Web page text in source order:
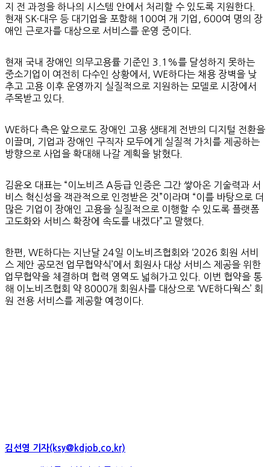
지 전 과정을 하나의 시스템 안에서 처리할 수 있도록 지원한다.
현재 SK·대우 등 대기업을 포함해 100여 개 기업, 600여 명의 장
애인 근로자를 대상으로 서비스를 운영 중이다.
현재 국내 장애인 의무고용률 기준인 3.1%를 달성하지 못하는
중소기업이 여전히 다수인 상황에서, WE하다는 채용 장벽을 낮
추고 고용 이후 운영까지 실질적으로 지원하는 모델로 시장에서
주목받고 있다.
WE하다 측은 앞으로도 장애인 고용 생태계 전반의 디지털 전환을
이끌며, 기업과 장애인 구직자 모두에게 실질적 가치를 제공하는
방향으로 사업을 확대해 나갈 계획을 밝혔다.
김윤오 대표는 “이노비즈 A등급 인증은 그간 쌓아온 기술력과 서
비스 혁신성을 객관적으로 인정받은 것”이라며 “이를 바탕으로 더
많은 기업이 장애인 고용을 실질적으로 이행할 수 있도록 플랫폼
고도화와 서비스 확장에 속도를 내겠다”고 말했다.
한편, WE하다는 지난달 24일 이노비즈협회와 ‘2026 회원 서비
스 제안 공모전 업무협약식’에서 회원사 대상 서비스 제공을 위한
업무협약을 체결하며 협력 영역도 넓혀가고 있다. 이번 협약을 통
해 이노비즈협회 약 8000개 회원사를 대상으로 ‘WE하다웍스’ 회
원 전용 서비스를 제공할 예정이다.
김선영 기자(ksy@kdjob.co.kr)